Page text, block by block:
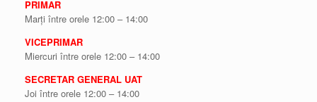
PRIMAR
Marți între orele 12:00 – 14:00
VICEPRIMAR
Miercuri între orele 12:00 – 14:00
SECRETAR GENERAL UAT
Joi între orele 12:00 – 14:00